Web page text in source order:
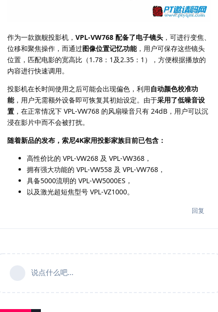
作为一款旗舰投影机， VPL-VW768 配备了电子镜头 ，可进行变焦、
位移和聚焦操作，而通过图像位置记忆功能，用户可保存这些镜头
位置，匹配电影的宽高比（1.78：1及2.35：1），方便根据播放的
内容进行快速调用。
投影机在长时间使用之后可能会出现偏色，利用自动颜色校准功
能，用户无需额外设备即可恢复其初始设定。由于采用了低噪音设
置 ，在正常情况下 VPL-VW768 的风扇噪音只有 24dB，用户可以沉
浸在影片中而不会被打扰。
随着新品的发布，索尼4K家用投影家族目前已包含：
高性价比的 VPL-VW268 及 VPL-VW368，
拥有强大功能的 VPL-VW558 及 VPL-VW768，
具备5000流明的 VPL-VW5000ES，
以及激光超短焦型号 VPL-VZ1000。
回复
说点什么吧...